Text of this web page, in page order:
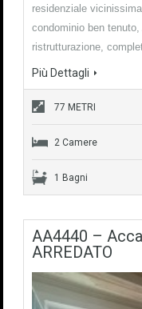
residenziale
condominio ben
ristrutturazione,
Più Dettagli
77 METRI
2 Camere
1 Bagni
AA4440 –
ARREDATO